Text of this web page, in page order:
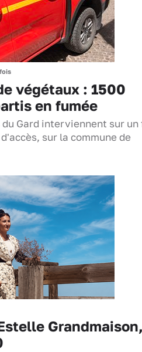
végétaux : 1500
en fumée
Gard interviennent sur un
sur la commune de